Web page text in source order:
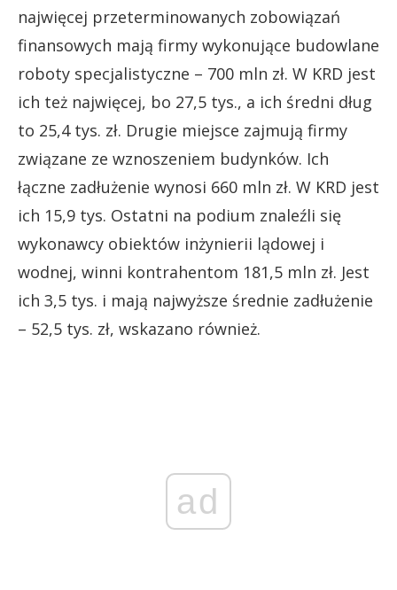
najwięcej przeterminowanych zobowiązań
finansowych mają firmy wykonujące budowlane
roboty specjalistyczne – 700 mln zł. W KRD jest
ich też najwięcej, bo 27,5 tys., a ich średni dług
to 25,4 tys. zł. Drugie miejsce zajmują firmy
związane ze wznoszeniem budynków. Ich
łączne zadłużenie wynosi 660 mln zł. W KRD jest
ich 15,9 tys. Ostatni na podium znaleźli się
wykonawcy obiektów inżynierii lądowej i
wodnej, winni kontrahentom 181,5 mln zł. Jest
ich 3,5 tys. i mają najwyższe średnie zadłużenie
– 52,5 tys. zł, wskazano również.
ad